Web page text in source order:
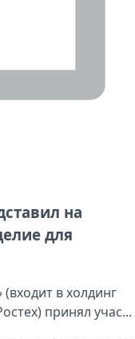
на
для
в холдинг
принял учас...